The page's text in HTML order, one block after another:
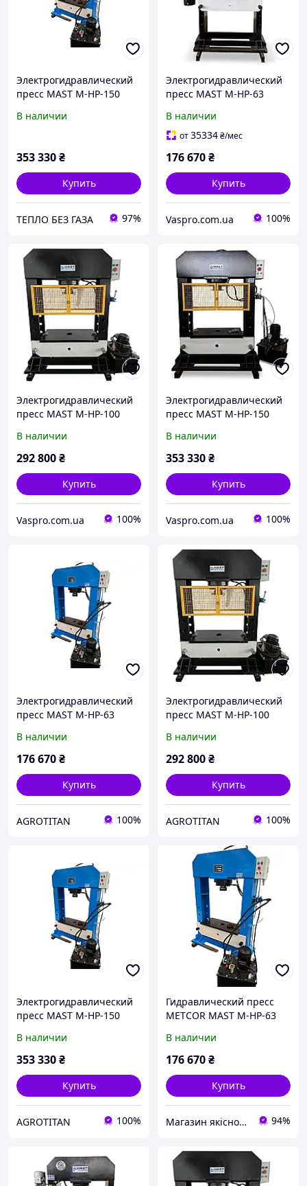
Электрогидравлический
пресс MAST M-HP-150
В наличии
353 330₴
Купить
ТЕПЛО БЕЗ ГАЗА 97%
Электрогидравлический
пресс MAST M-HP-63
В наличии
от35334₴/мес
176 670₴
Купить
Vaspro.com.ua 100%
Электрогидравлический
пресс MAST M-HP-100
В наличии
292 800₴
Купить
Vaspro.com.ua 100%
Электрогидравлический
пресс MAST M-HP-150
В наличии
353 330₴
Купить
Vaspro.com.ua 100%
Электрогидравлический
пресс MAST M-HP-63
В наличии
176 670₴
Купить
AGROTITAN 100%
Электрогидравлический
пресс MAST M-HP-100
В наличии
292 800₴
Купить
AGROTITAN 100%
Электрогидравлический
пресс MAST M-HP-150
В наличии
353 330₴
Купить
AGROTITAN 100%
Гидравлический пресс
METCOR MAST M-HP-63
В наличии
176 670₴
Купить
Магазин якісного інструменту Tools Shop 24/7 94%